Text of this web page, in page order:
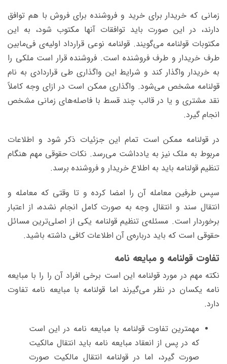
زمانی که خریدار برای خرید و فروشنده برای فروش با هم توافق
دارند، در این صورت باید توافقات آنها مکتوب شود، به این
مکتوبات قولنامه می‌گویند. قولنامه نوعی قرارداد اولیه‌ی فی‌مابین
طرف خریدار و طرف فروشنده است. فروشنده قرار است ملکی را
به خریدار واگذار کند و شرایط این واگذاری طی قراردادی به نام
قولنامه مشخص می‌شود. واگذاری ممکن است در ازای وجه کاملاً
نقد مشتری و یا در قالب چند قسط با فاصله‌های زمانی مشخص
انجام گیرد.
در قولنامه ممکن است تمام این جزئیات ذکر شود و اطلاعات
مربوط به ملک نیز به یادداشت می‌رسد. نکات حقوقی مهم هنگام
تنظیم قولنامه باید به اطلاع خریدار و فروشنده برسد.
سپس طرفین معامله آن را امضا کرده و تا وقتی که معامله و
انتقال سند و انتقال وجه به صورت کامل انجام نشده، از اعتبار
برخوردار است. مسئله‌ی تنظیم قولنامه یکی از اصلی‌ترین مسائل
حقوقی است که باید درباره‌ی آن اطلاعات کافی داشته باشید.
تفاوت قولنامه و مبایعه نامه
نکته مهم در مورد قولنامه این است برخی افراد آن را را با مبایعه
نامه یکسان در نظر می‌گیرند اما قولنامه با مبایعه نامه تفاوت
دارد.
مهمترین تفاوت قولنامه با مبایعه نامه در این است
که در پس از انعقاد مبایعه نامه باید انتقال مالکیت
صورت گیرد، اما در قولنامه انتقال مالکیت صورت